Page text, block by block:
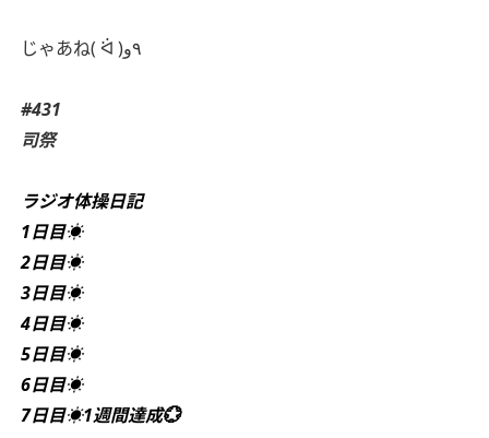
じゃあね( ᐛ )٩و
#431
司祭
ラジオ体操日記
1日目☀️
2日目☀️
3日目☀️
4日目☀️
5日目☀️
6日目☀️
7日目☀️1週間達成💮